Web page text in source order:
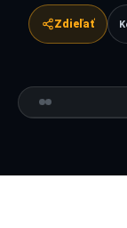
Zdieľať
VS